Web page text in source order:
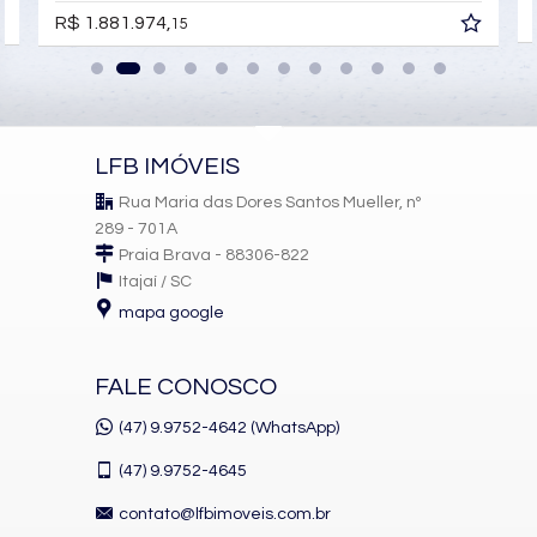
R$ 1.881.974, 15
LFB IMÓVEIS
Rua Maria das Dores Santos Mueller, nº
289 - 701A
Praia Brava - 88306-822
Itajaí / SC
mapa google
FALE CONOSCO
(47) 9.9752-4642 (WhatsApp)
(47) 9.9752-4645
contato@lfbimoveis.com.br